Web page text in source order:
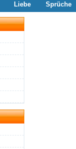
Liebe Sprüche